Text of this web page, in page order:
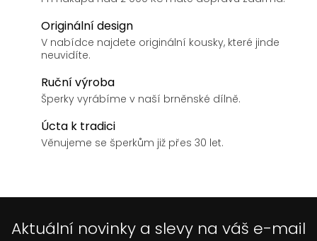
Originální design
V nabídce najdete originální kousky, které jinde
neuvidíte.
Ruční výroba
Šperky vyrábíme v naší brněnské dílně.
Úcta k tradici
Věnujeme se šperkům již přes 30 let.
Aktuální novinky a slevy na váš e-mail